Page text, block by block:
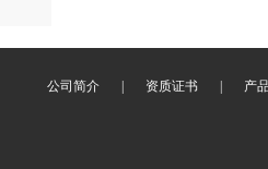
公司简介 资质证书 产